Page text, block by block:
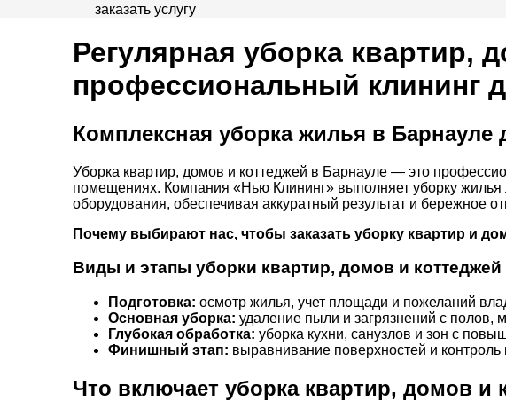
заказать услугу
Регулярная уборка квартир,
профессиональный клининг
Комплексная уборка жилья в
Уборка квартир, домов и коттеджей в Барнауле — это
помещениях. Компания «Нью Клининг» выполняет уборку
оборудования, обеспечивая аккуратный результат и бережное
Почему выбирают нас, чтобы заказать уборку квартир и
Виды и этапы уборки квартир, домов и
Подготовка: осмотр жилья, учет площади и пожеланий
Основная уборка: удаление пыли и загрязнений с полов,
Глубокая обработка: уборка кухни, санузлов и зон с
Финишный этап: выравнивание поверхностей и контроль
Что включает уборка квартир, домов и